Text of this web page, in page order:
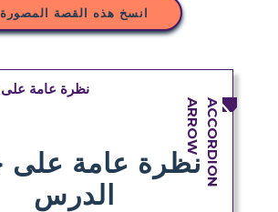
انسخ هذه القصة المصورة
نظرة عامة
نظرة عامة
الدرس